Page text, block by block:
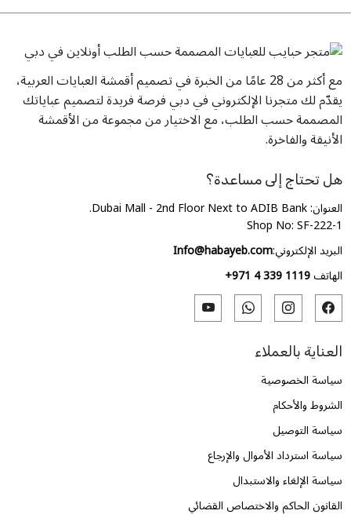
مع أكثر من 28 عامًا من الخبرة في تصميم أقمشة العبايات العربية،
يقدّم لك متجرنا الإلكتروني في دبي فرصة فريدة لتصميم عباياتك
المصممة حسب الطلب، مع الاختيار من مجموعة من الأقمشة
الأنيقة والفاخرة.
العناية بالعملاء
سياسة الخصوصية
الشروط والأحكام
سياسة التوصيل
سياسة استرداد الأموال والإرجاع
سياسة الإلغاء والاستبدال
القانون الحاكم والاختصاص القضائي
هل تحتاج إلى مساعدة؟
العنوان: Dubai Mall - 2nd Floor Next to ADIB Bank.
Shop No: SF-222-1
البريد الإلكتروني:Info@habayeb.com
الهاتف+971 4 339 1119